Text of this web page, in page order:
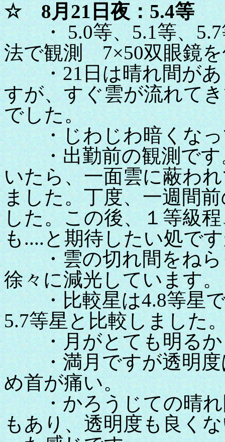
☆ 8月21日夜：5.4等
・ 5.0等、5.1等、5.7
法で観測 7×50双眼鏡
・21日は晴れ間があ
すが、すぐ雲が流れて
でした。
・じわじわ暗くなっ
・出勤前の観測です
いたら、一面雲に蔽わ
ました。丁度、一週間
した。この後、１等級
も....と期待したい処で
・雲の切れ間をねら
徐々に減光しています。
・比較星は4.8等星で
5.7等星と比較しました
・月がとても明るか
・満月ですが透明度
め首が痛い。
・かろうじての晴れ
もあり、透明度も良く